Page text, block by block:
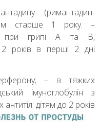
(римантадин-
старше 1 року. –
при грипі А та В,
років в перші 2 дні
– в тяжких
імуноглобулін з
дітям до 2 років